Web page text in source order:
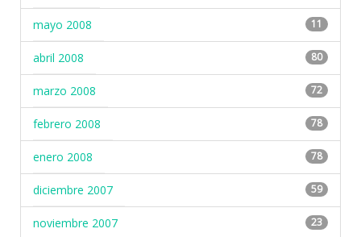
mayo 2008 11
abril 2008 80
marzo 2008 72
febrero 2008 78
enero 2008 78
diciembre 2007 59
noviembre 2007 23